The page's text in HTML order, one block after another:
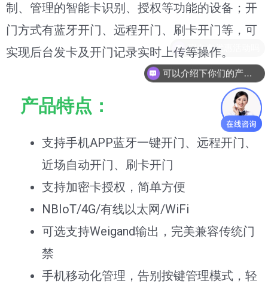
制、管理的智能卡识别、授权等功能的设备；开
门方式有蓝牙开门、远程开门、刷卡开门等，可
实现后台发卡及开门记录实时上传等操作。
产品特点：
支持手机APP蓝牙一键开门、远程开门、
近场自动开门、刷卡开门
支持加密卡授权，简单方便
NBIoT/4G/有线以太网/WiFi
可选支持Weigand输出，完美兼容传统门
禁
手机移动化管理，告别按键管理模式，轻
可以介绍下你们的产品么
现在有优惠活动吗